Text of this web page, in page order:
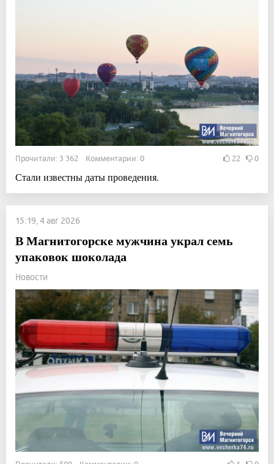
Прочитали: 3 362 Комментарии: 0 22 0
Стали известны даты проведения.
15:19, 4 авг 2026
В Магнитогорске мужчина украл семь
упаковок шоколада
Новости